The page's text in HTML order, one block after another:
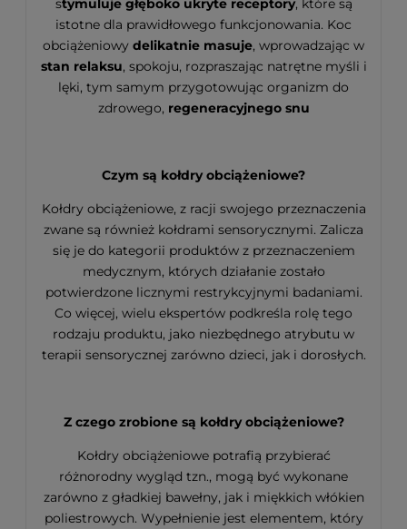
istotne dla prawidłowego funkcjonowania. Koc
obciążeniowy delikatnie masuje, wprowadzając w
stan relaksu, spokoju, rozpraszając natrętne myśli i
lęki, tym samym przygotowując organizm do
zdrowego, regeneracyjnego snu
Czym są kołdry obciążeniowe?
Kołdry obciążeniowe, z racji swojego przeznaczenia
zwane są również kołdrami sensorycznymi. Zalicza
się je do kategorii produktów z przeznaczeniem
medycznym, których działanie zostało
potwierdzone licznymi restrykcyjnymi badaniami.
Co więcej, wielu ekspertów podkreśla rolę tego
rodzaju produktu, jako niezbędnego atrybutu w
terapii sensorycznej zarówno dzieci, jak i dorosłych.
Z czego zrobione są kołdry obciążeniowe?
Kołdry obciążeniowe potrafią przybierać
różnorodny wygląd tzn., mogą być wykonane
zarówno z gładkiej bawełny, jak i miękkich włókien
poliestrowych. Wypełnienie jest elementem, który